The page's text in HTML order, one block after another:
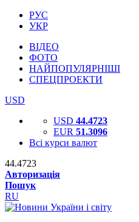
РУС
УКР
ВІДЕО
ФОТО
НАЙПОПУЛЯРНІШІ
СПЕЦПРОЕКТИ
USD
USD 44.4723
EUR 51.3096
Всі курси валют
44.4723
Авторизація
Пошук
RU